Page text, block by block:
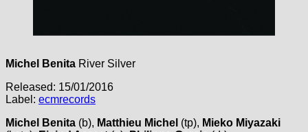
Michel Benita River Silver
Released: 15/01/2016
Label: ecmrecords
Michel Benita (b), Matthieu Michel (tp), Mieko Miyazaki